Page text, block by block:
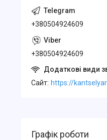
+380504924609
+380504924609
Cайт https://
Графік роботи